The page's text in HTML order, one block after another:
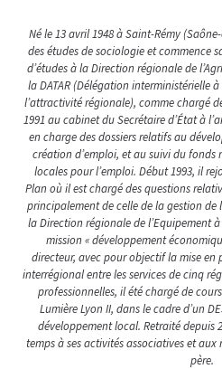
Né le 13 avril 1948 à Saint-Rémy
des études de sociologie et commence
d’études à la Direction régionale de
la DATAR (Délégation interministérielle
l’attractivité régionale), comme chargé
1991 au cabinet du Secrétaire d’État à
en charge des dossiers relatifs au
création d’emploi, et au suivi du fonds
locales pour l’emploi. Début 1993, il
Plan où il est chargé des questions
principalement de celle de la gestion de
la Direction régionale de l’Equipement
mission « développement
directeur, avec pour objectif la mise en
interrégional entre les services de cinq
professionnelles, il été chargé de
Lumière Lyon II, dans le cadre d’un
développement local. Retraité depuis
temps à ses activités associatives et
père.